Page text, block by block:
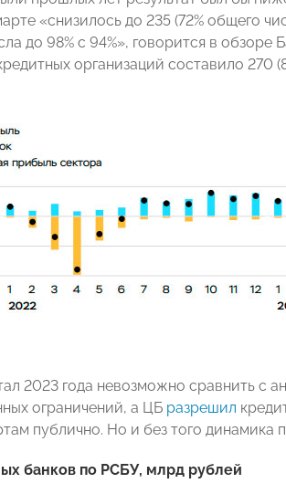
«снизилось до 235 (72% общего
до 98% с 94%», говорится в обзоре
организаций составило 270
2023 года невозможно сравнить с
ограничений, а ЦБ разрешил
публично. Но и без того динамика
банков по РСБУ, млрд рублей